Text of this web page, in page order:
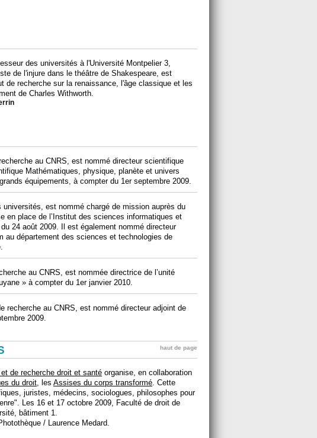
des universités à l'Université Montpelier 3,
de l'injure dans le théâtre de Shakespeare, est
de recherche sur la renaissance, l'âge classique et les
de Charles Withworth.
au CNRS, est nommé directeur scientifique
Mathématiques, physique, planète et univers
équipements, à compter du 1er septembre 2009.
universités, est nommé chargé de mission auprès du
en place de l’Institut des sciences informatiques et
24 août 2009. Il est également nommé directeur
au département des sciences et technologies de
au CNRS, est nommée directrice de l’unité
» à compter du 1er janvier 2010.
recherche au CNRS, est nommé directeur adjoint de
2009.
haut de page
de recherche droit et santé organise, en collaboration
du droit , les Assises du corps transformé . Cette
juristes, médecins, sociologues, philosophes pour
Les 16 et 17 octobre 2009, Faculté de droit de
bâtiment 1.
/ Laurence Medard.